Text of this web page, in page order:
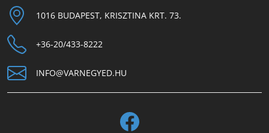
1016 BUDAPEST, KRISZTINA KRT. 73.
+36-20/433-8222
INFO@VARNEGYED.HU